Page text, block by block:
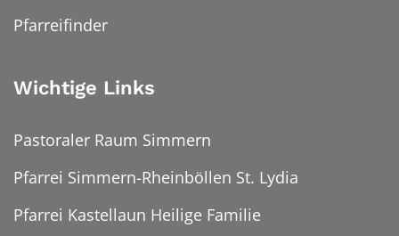
Pfarreifinder
Wichtige Links
Pastoraler Raum Simmern
Pfarrei Simmern-Rheinböllen St. Lydia
Pfarrei Kastellaun Heilige Familie